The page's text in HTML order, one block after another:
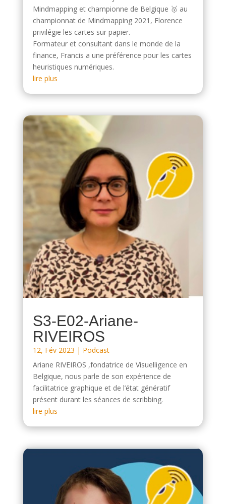
Mindmapping et championne de Belgique 🥇 au
championnat de Mindmapping 2021, Florence
privilégie les cartes sur papier.
Formateur et consultant dans le monde de la
finance, Francis a une préférence pour les cartes
heuristiques numériques.
lire plus
S3-E02-Ariane-
RIVEIROS
12, Fév 2023 | Podcast
Ariane RIVEIROS ,fondatrice de Visuelligence en
Belgique, nous parle de son expérience de
facilitatrice graphique et de l’état génératif
présent durant les séances de scribbing.
lire plus